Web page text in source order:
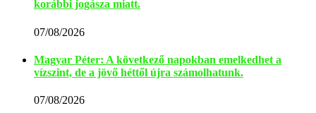
korábbi jogásza miatt.
07/08/2026
Magyar Péter: A következő napokban emelkedhet a
vízszint, de a jövő héttől újra számolhatunk.
07/08/2026